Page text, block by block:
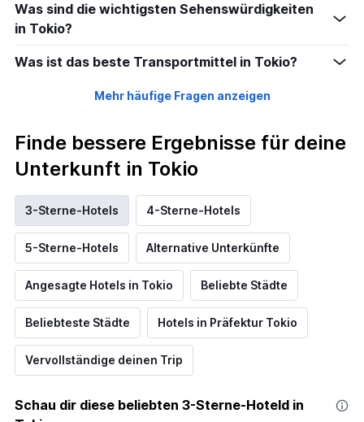
Was sind die wichtigsten Sehenswürdigkeiten
in Tokio?
Was ist das beste Transportmittel in Tokio?
Mehr häufige Fragen anzeigen
Finde bessere Ergebnisse für deine
Unterkunft in Tokio
3-Sterne-Hotels 4-Sterne-Hotels
5-Sterne-Hotels Alternative Unterkünfte
Angesagte Hotels in Tokio Beliebte Städte
Beliebteste Städte Hotels in Präfektur Tokio
Vervollständige deinen Trip
Schau dir diese beliebten 3-Sterne-Hoteld in